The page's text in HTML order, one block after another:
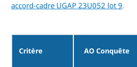
accord-cadre UGAP 23U052 lot 9.
Critère AO Conquête